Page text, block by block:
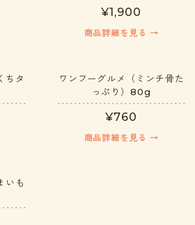
¥1,900
商品詳細を見る →
ちタ
ワンフーグルメ（ミンチ骨た
っぷり）80g
¥760
商品詳細を見る →
いも